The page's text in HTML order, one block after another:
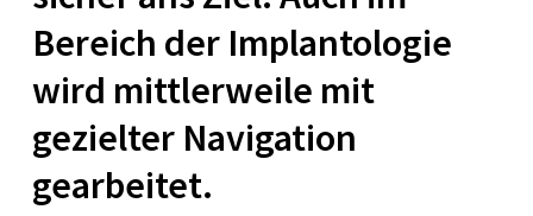
Bereich der Implantologie
wird mittlerweile mit
gezielter Navigation
gearbeitet.